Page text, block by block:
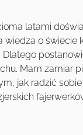
latami
wiedza o
Mam zamiar
jak radzić